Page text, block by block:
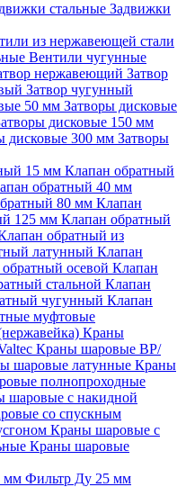
стальные Задвижки
из нержавеющей стали
Вентили чугунные
нержавеющий Затвор
Затвор чугунный
50 мм Затворы дисковые
дисковые 150 мм
дисковые 300 мм Затворы
15 мм Клапан обратный
обратный 40 мм
80 мм Клапан
125 мм Клапан обратный
обратный из
латунный Клапан
осевой Клапан
стальной Клапан
чугунный Клапан
муфтовые
Краны
Краны шаровые ВР/
шаровые латунные Краны
полнопроходные
шаровые с накидной
со спускным
Краны шаровые с
Краны шаровые
мм Фильтр Ду 25 мм